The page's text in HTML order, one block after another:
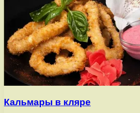
Кальмары в кляре